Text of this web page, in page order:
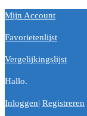
Mijn Account
Favorietenlijst
Vergelijkingslijst
Hallo.
Inloggen| Registreren